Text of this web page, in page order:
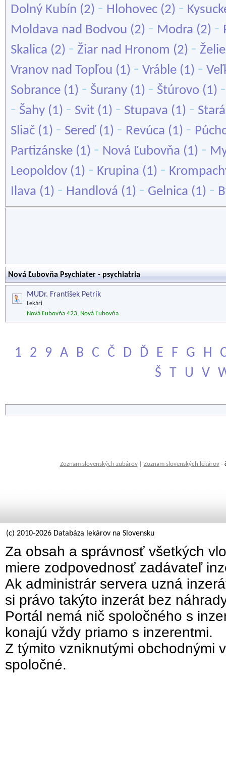
Dolný Kubín (2) - Hlohovec (2) -
Moldava nad Bodvou (2) - Modra (2) -
Skalica (2) - Žiar nad Hronom (2) -
Vranov nad Topľou (1) - Vráble (1) -
Sobrance (1) - Šurany (1) - Štúrovo (1)
- Šahy (1) - Svit (1) - Stupava (1) -
Sliač (1) - Sereď (1) - Revúca (1) -
Partizánske (1) - Nová Ľubovňa (1) -
Leopoldov (1) - Krupina (1) -
Ilava (1) - Handlová (1) - Gelnica (1) -
Nová Ľubovňa Psychiater - psychiatria
MUDr. František Petrík
Lekári
Nová Ľubovňa 423, Nová Ľubovňa
1 2 9 A B C Č D Ď E F G H
Š
T U V
Zoznam slovenských zubárov| Zoznam slovenských lekárov-
(c) 2010-2026 Databáza lekárov na Slovensku
Za obsah a správnosť všetkých
miere zodpovednosť zadávateľ
Ak administrár servera uzná
si právo takýto inzerát bez
Portál nemá nič spoločného s
konajú vždy priamo s inzerentmi.
Z týmito vzniknutými obchodnými
spoločné.